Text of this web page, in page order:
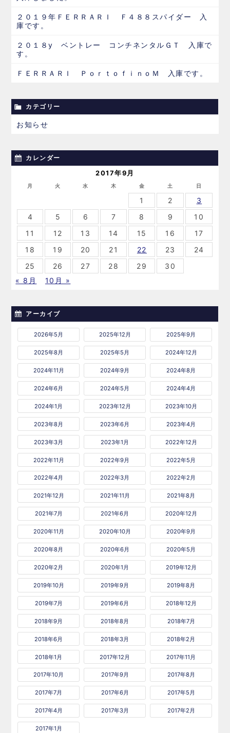
２０１９年ＦＥＲＲＡＲＩ Ｆ４８８スパイダー 入
庫です。
２０１８y ベントレー コンチネンタルＧＴ 入庫で
す。
ＦＥＲＲＡＲＩ ＰｏｒｔｏｆｉｎｏＭ 入庫です。
カテゴリー
お知らせ
カレンダー
2017年9月
月 火 水 木 金 土 日
1 2
3
4
5 6 7 8 9
10
11
12 13 14 15 16
17
18
19 20 21 22 23
24
25
26 27 28 29
30
« 8月
10月 »
アーカイブ
2026年5月 2025年12月 2025年9月
2025年8月 2025年5月 2024年12月
2024年11月 2024年9月 2024年8月
2024年6月 2024年5月 2024年4月
2024年1月 2023年12月 2023年10月
2023年8月 2023年6月 2023年4月
2023年3月 2023年1月 2022年12月
2022年11月 2022年9月 2022年5月
2022年4月 2022年3月 2022年2月
2021年12月 2021年11月 2021年8月
2021年7月 2021年6月 2020年12月
2020年11月 2020年10月 2020年9月
2020年8月 2020年6月 2020年5月
2020年2月 2020年1月 2019年12月
2019年10月 2019年9月 2019年8月
2019年7月 2019年6月 2018年12月
2018年9月 2018年8月 2018年7月
2018年6月 2018年3月 2018年2月
2018年1月 2017年12月 2017年11月
2017年10月 2017年9月 2017年8月
2017年7月 2017年6月 2017年5月
2017年4月 2017年3月 2017年2月
2017年1月